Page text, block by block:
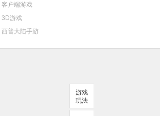
客户端游戏
3D游戏
西普大陆手游
游戏
玩法